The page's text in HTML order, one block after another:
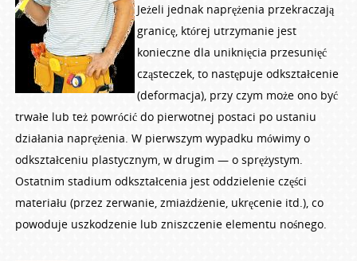
Jeżeli jednak naprężenia przekraczają
granicę, której utrzymanie jest
konieczne dla uniknięcia przesunięć
cząsteczek, to następuje odkształcenie
(deformacja), przy czym może ono być
trwałe lub też powrócić do pierwotnej postaci po ustaniu
działania naprężenia. W pierwszym wypadku mówimy o
odkształceniu plastycznym, w drugim — o sprężystym.
Ostatnim stadium odkształcenia jest oddzielenie części
materiału (przez zerwanie, zmiażdżenie, ukręcenie itd.), co
powoduje uszkodzenie lub zniszczenie elementu nośnego.